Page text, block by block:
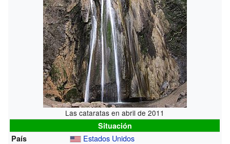
Las cataratas en abril de 2011
Situación
País
Estados Unidos